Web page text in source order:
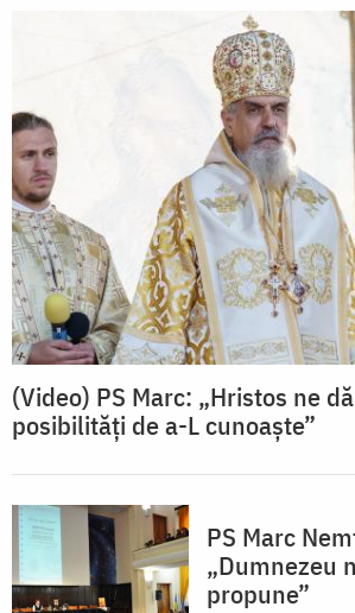
(Video) PS Marc: „Hristos ne
posibilități de a-L cunoaște”
PS Marc
„Dumnezeu
propune”